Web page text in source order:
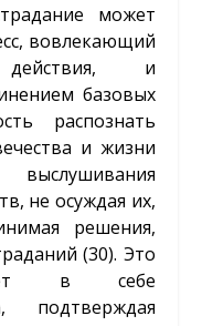
может
вовлекающий
и
базовых
распознать
и жизни
не осуждая их,
решения,
(30). Это
в себе
подтверждая